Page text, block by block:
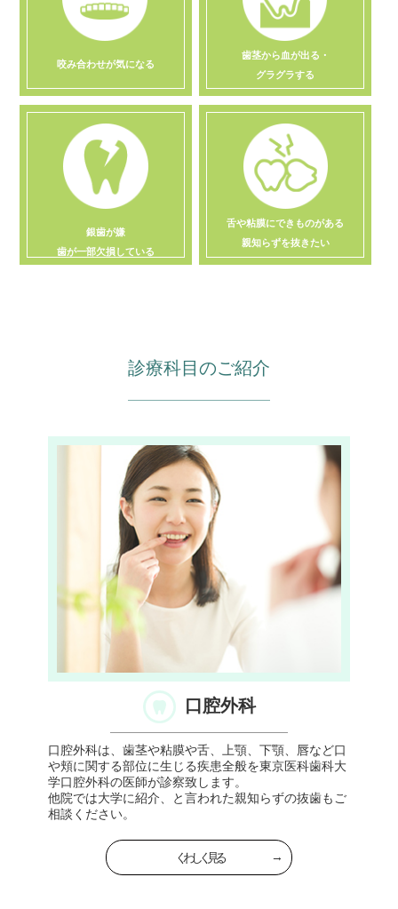
咬み合わせが気になる
歯茎から血が出る・
グラグラする
銀歯が嫌
歯が一部欠損している
舌や粘膜にできものがある
親知らずを抜きたい
診療科目のご紹介
口腔外科
口腔外科は、歯茎や粘膜や舌、上顎、下顎、唇など口
や頬に関する部位に生じる疾患全般を東京医科歯科大
学口腔外科の医師が診察致します。
他院では大学に紹介、と言われた親知らずの抜歯もご
相談ください。
くわしく見る